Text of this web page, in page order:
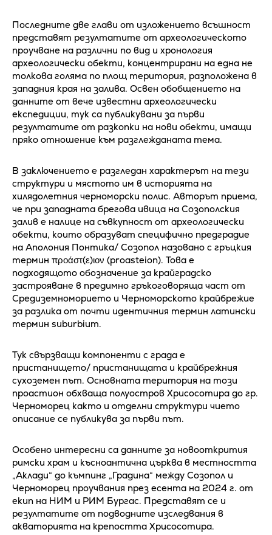
Последните две глави от изложението всъшност
представят резултатите от археологическото
проучване на различни по вид и хронология
археологически обекти, концентрирани на една не
толкова голяма по площ територия, разположена в
западния края на залива. Освен обобщението на
данните от вече известни археологически
експедиции, тук са публикувани за първи
резултатите от разкопки на нови обекти, имащи
пряко отношение към разглежданата тема.
В заключението е разгледан характерът на тези
структури и мястото им в историята на
хилядолетния черноморски полис. Авторът приема,
че при западната брегова ивица на Созополския
залив е налице на съвкупност от археологически
обекти, които образуват специфично предградие
на Аполония Понтика/ Созопол назовано с гръцкия
термин προάστ(ε)ιον (proasteion). Това е
подходящото обозначение за крайградско
застрояване в предимно гръкоговоряща част от
Средиземноморието и Черноморското крайбрежие
за разлика от почти идентичния термин латински
термин suburbium.
Тук свързващи компоненти с града е
пристанището/ пристанищата и крайбрежния
сухоземен път. Основната територия на този
проастион обхваща полуостров Хрисосотира до гр.
Черноморец както и отделни структури чието
описание се публикува за първи път.
Особено интересни са данните за новооткрития
римски храм и късноантична църква в местността
„Аклади“ до къмпинг „Градина“ между Созопол и
Черноморец проучвания през есента на 2024 г. от
екип на НИМ и РИМ Бургас. Представят се и
резултатите от подводните изследвания в
акваторията на крепостта Хрисосотира.